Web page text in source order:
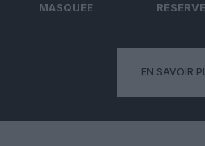
MASQUÉE
RÉSERVÉ
EN SAVOIR